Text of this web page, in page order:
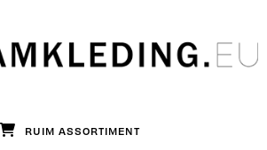
GROOTSTE TEAMWEAR SPECIALIST